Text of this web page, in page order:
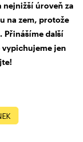
úroveň za
na zem, protože
Přinášíme další
jen